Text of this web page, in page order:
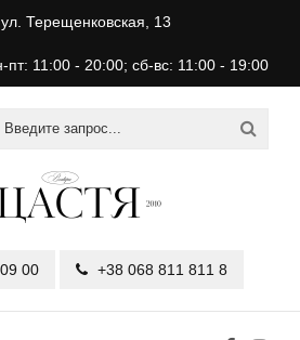
Терещенковская, 13
пт: 11:00 - 20:00; сб-вс: 11:00 - 19:00
00 +38 068 811 811 8